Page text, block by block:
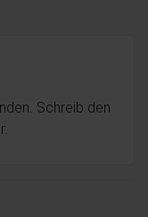
Schreib den